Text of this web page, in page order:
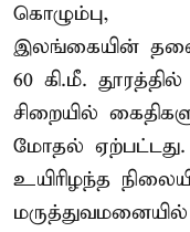
கொழும்பு,
இலங்கையின்
60 கி.மீ.
சிறையில்
மோதல்
உயிரிழந்த
மருத்துவமனையில்